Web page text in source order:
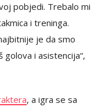
pobjedi. Trebalo mi
i treninga.
je da smo
i asistencija“,
, a igra se sa